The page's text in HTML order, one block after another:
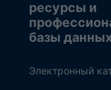
ресурсы и
базы
Электронный